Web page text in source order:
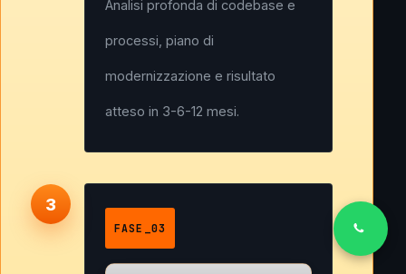
Analisi profonda di codebase e
processi, piano di
modernizzazione e risultato
atteso in 3-6-12 mesi.
FASE_03